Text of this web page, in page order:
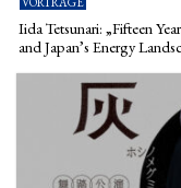
Iida Tetsunari: „Fifteen
and Japan’s Energy